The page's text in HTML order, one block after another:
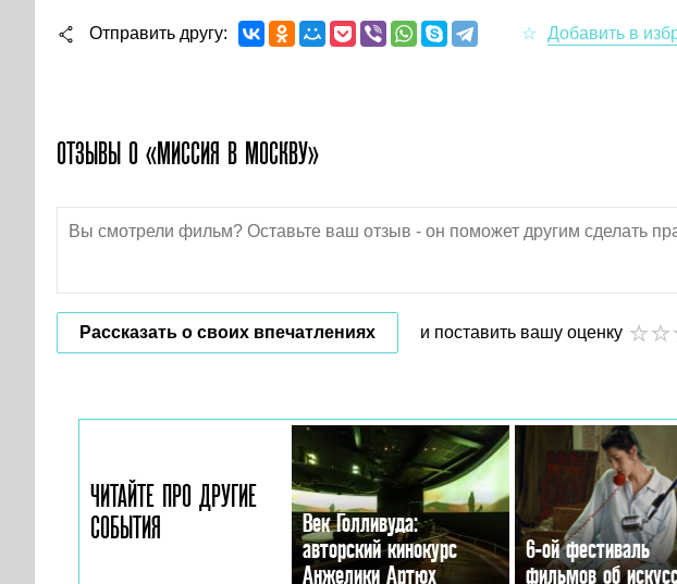
Отправить другу
ОТЗЫВЫ О «МИССИЯ В МОСКВУ»
Рассказать о своих впечатлениях и поставить вашу оценку
ЧИТАЙТЕ ПРО ДРУГИЕ
СОБЫТИЯ
Век Голливуда:
авторский кинокурс
Анжелики Артюх
6-ой фестиваль
фильмов об